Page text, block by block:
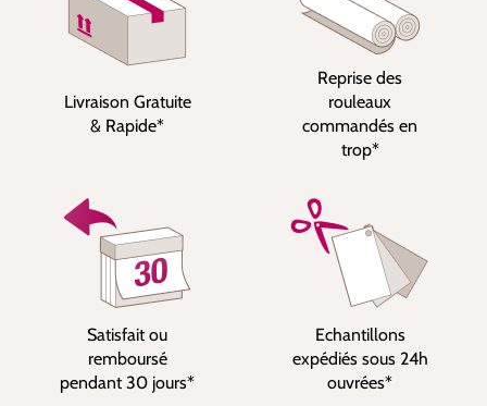
Livraison Gratuite
& Rapide*
Reprise des
rouleaux
commandés en
trop*
Satisfait ou
remboursé
pendant 30 jours*
Echantillons
expédiés sous 24h
ouvrées*